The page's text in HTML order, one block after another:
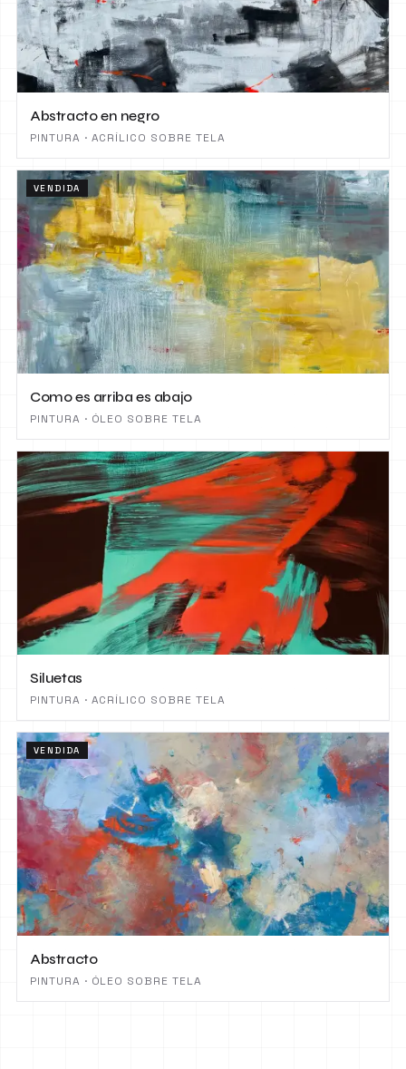
Abstracto en negro
PINTURA · ACRÍLICO SOBRE TELA
VENDIDA
Como es arriba es abajo
PINTURA · ÓLEO SOBRE TELA
Siluetas
PINTURA · ACRÍLICO SOBRE TELA
VENDIDA
Abstracto
PINTURA · ÓLEO SOBRE TELA